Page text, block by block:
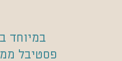
במיוחד
פסטיבל